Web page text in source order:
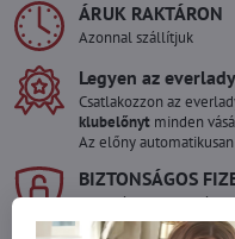
ÁRUK RAKTÁRON
Azonnal szállítjuk
Legyen az
Csatlakozzon az
klubelőnyt minden
Az előny
BIZTONSÁGOS
Garantáltan